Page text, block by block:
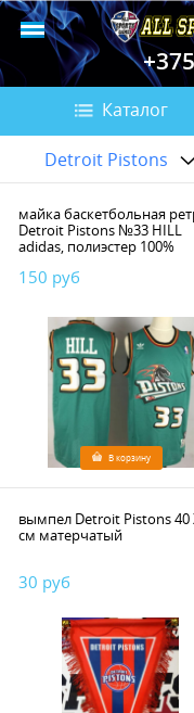
Каталог
Detroit Pistons
майка баскетбольная
Detroit Pistons №33 HILL
adidas, полиэстер 100%
150 руб
В корзину
вымпел Detroit Pistons 40 Х 25
см матерчатый
30 руб